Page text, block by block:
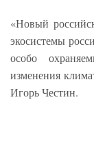
«Новый
экосистемы
особо
изменения
Игорь Честин.